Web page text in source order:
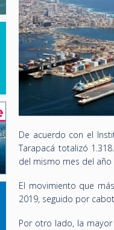
De acuerdo con el
Tarapacá totalizó
del mismo mes del año
El movimiento que
2019, seguido por
Por otro lado, la